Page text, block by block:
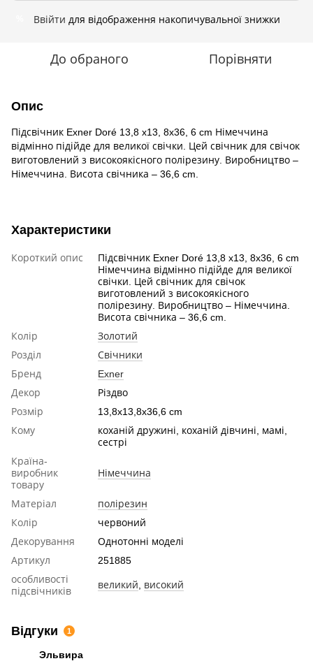
Ввійти для відображення накопичувальної знижки
До обраного Порівняти
Опис
Підсвічник Exner Doré 13,8 x13, 8x36, 6 cm Німеччина
відмінно підійде для великої свічки. Цей свічник для свічок
виготовлений з високоякісного полірезину. Виробництво –
Німеччина. Висота свічника – 36,6 cm.
Характеристики
Короткий опис
Підсвічник Exner Doré 13,8 x13, 8x36, 6 cm
Німеччина відмінно підійде для великої
свічки. Цей свічник для свічок
виготовлений з високоякісного
полірезину. Виробництво – Німеччина.
Висота свічника – 36,6 cm.
Колір
Золотий
Розділ
Свічники
Бренд
Exner
Декор
Різдво
Розмір
13,8x13,8x36,6 cm
Кому
коханій дружині, коханій дівчині, мамі,
сестрі
Країна-
виробник
товару
Німеччина
Матеріал
полірезин
Колір
червоний
Декорування
Однотонні моделі
Артикул
251885
особливості
підсвічників
великий високий
Відгуки 1
Эльвира